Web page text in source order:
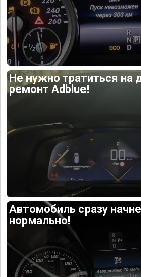
Не нужно тратиться на
ремонт Adblue!
Автомобиль сразу
нормально!